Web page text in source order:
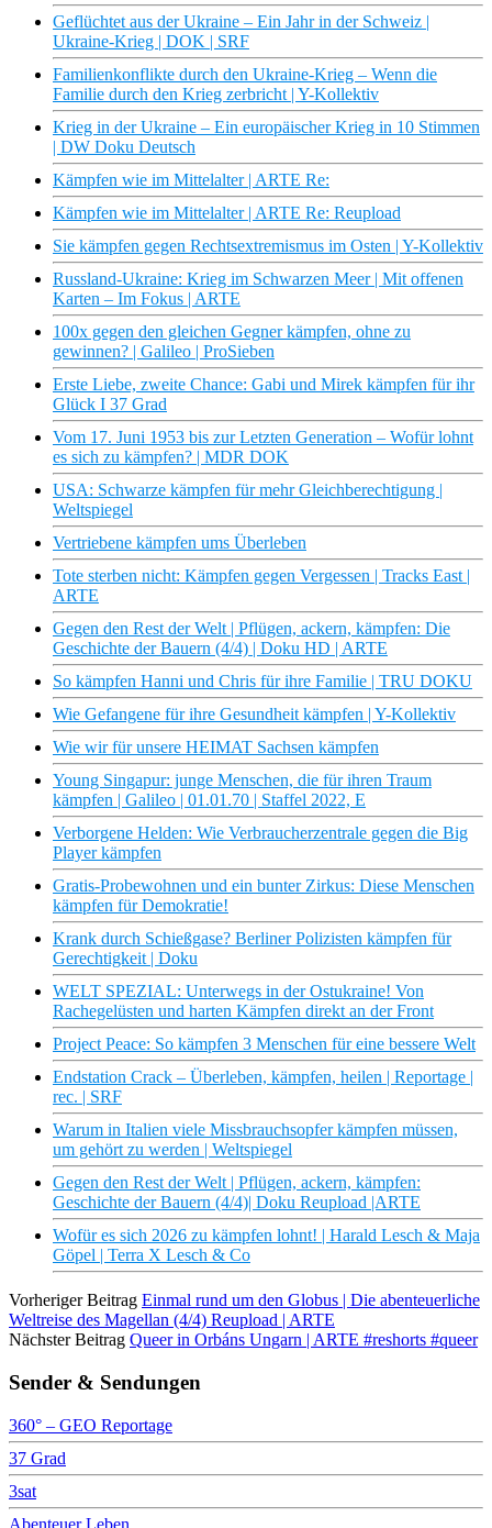
Geflüchtet aus der Ukraine – Ein Jahr in der Schweiz |
Ukraine-Krieg | DOK | SRF
Familienkonflikte durch den Ukraine-Krieg – Wenn die
Familie durch den Krieg zerbricht | Y-Kollektiv
Krieg in der Ukraine – Ein europäischer Krieg in 10 Stimmen
| DW Doku Deutsch
Kämpfen wie im Mittelalter | ARTE Re:
Kämpfen wie im Mittelalter | ARTE Re: Reupload
Sie kämpfen gegen Rechtsextremismus im Osten | Y-Kollektiv
Russland-Ukraine: Krieg im Schwarzen Meer | Mit offenen
Karten – Im Fokus | ARTE
100x gegen den gleichen Gegner kämpfen, ohne zu
gewinnen? | Galileo | ProSieben
Erste Liebe, zweite Chance: Gabi und Mirek kämpfen für ihr
Glück I 37 Grad
Vom 17. Juni 1953 bis zur Letzten Generation – Wofür lohnt
es sich zu kämpfen? | MDR DOK
USA: Schwarze kämpfen für mehr Gleichberechtigung |
Weltspiegel
Vertriebene kämpfen ums Überleben
Tote sterben nicht: Kämpfen gegen Vergessen | Tracks East |
ARTE
Gegen den Rest der Welt | Pflügen, ackern, kämpfen: Die
Geschichte der Bauern (4/4) | Doku HD | ARTE
So kämpfen Hanni und Chris für ihre Familie | TRU DOKU
Wie Gefangene für ihre Gesundheit kämpfen | Y-Kollektiv
Wie wir für unsere HEIMAT Sachsen kämpfen
Young Singapur: junge Menschen, die für ihren Traum
kämpfen | Galileo | 01.01.70 | Staffel 2022, E
Verborgene Helden: Wie Verbraucherzentrale gegen die Big
Player kämpfen
Gratis-Probewohnen und ein bunter Zirkus: Diese Menschen
kämpfen für Demokratie!
Krank durch Schießgase? Berliner Polizisten kämpfen für
Gerechtigkeit | Doku
WELT SPEZIAL: Unterwegs in der Ostukraine! Von
Rachegelüsten und harten Kämpfen direkt an der Front
Project Peace: So kämpfen 3 Menschen für eine bessere Welt
Endstation Crack – Überleben, kämpfen, heilen | Reportage |
rec. | SRF
Warum in Italien viele Missbrauchsopfer kämpfen müssen,
um gehört zu werden | Weltspiegel
Gegen den Rest der Welt | Pflügen, ackern, kämpfen:
Geschichte der Bauern (4/4)| Doku Reupload |ARTE
Wofür es sich 2026 zu kämpfen lohnt! | Harald Lesch & Maja
Göpel | Terra X Lesch & Co
Vorheriger Beitrag Einmal rund um den Globus | Die abenteuerliche
Weltreise des Magellan (4/4) Reupload | ARTE
Nächster Beitrag Queer in Orbáns Ungarn | ARTE #reshorts #queer
Sender & Sendungen
360° – GEO Reportage
37 Grad
3sat
Abenteuer Leben